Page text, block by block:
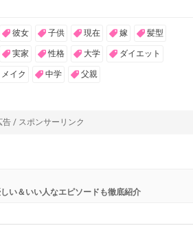
彼女 子供 現在 嫁 髪型
実家 性格 大学 ダイエット
メイク 中学 父親
告 / スポンサーリンク
い＆いい人なエピソードも徹底紹介